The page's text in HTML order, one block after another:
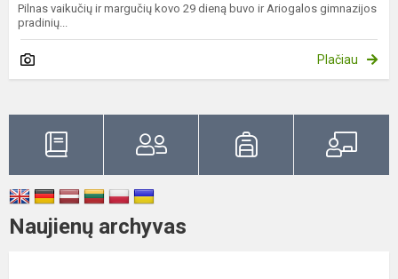
Pilnas vaikučių ir margučių kovo 29 dieną buvo ir Ariogalos gimnazijos
pradinių...
Plačiau
Naujienų archyvas